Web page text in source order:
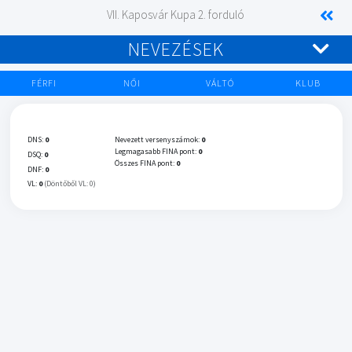
VII. Kaposvár Kupa 2. forduló
NEVEZÉSEK
FÉRFI NŐI VÁLTÓ KLUB
DNS: 0
DSQ: 0
DNF: 0
VL: 0 (Döntőből VL: 0)
Nevezett versenyszámok: 0
Legmagasabb FINA pont: 0
Összes FINA pont: 0